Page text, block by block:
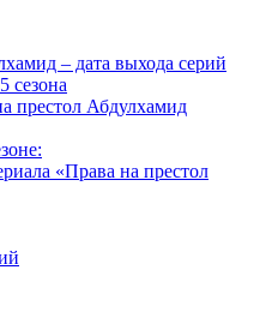
– дата выхода серий
сезона
престол Абдулхамид
«Права на престол